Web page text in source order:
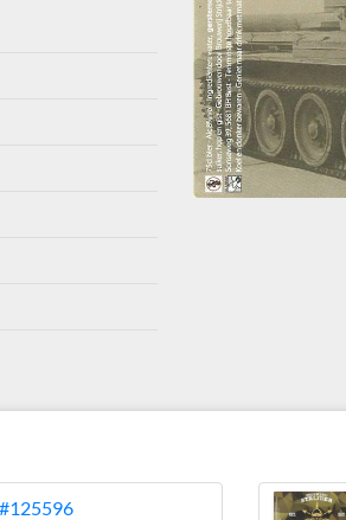
#125596